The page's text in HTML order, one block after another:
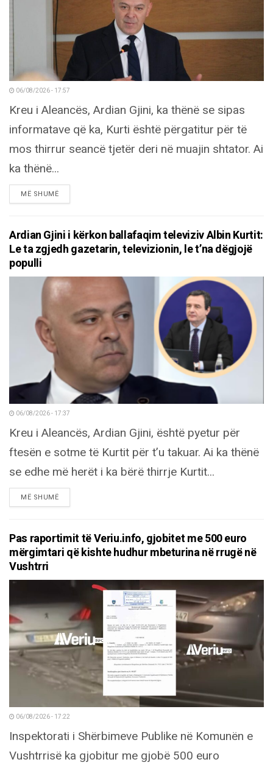
06/08/2026 - 17:57
Kreu i Aleancës, Ardian Gjini, ka thënë se sipas
informatave që ka, Kurti është përgatitur për të
mos thirrur seancë tjetër deri në muajin shtator. Ai
ka thënë...
MË SHUMËDETAILS
Ardian Gjini i kërkon ballafaqim televiziv Albin Kurtit:
Le ta zgjedh gazetarin, televizionin, le t’na dëgjojë
populli
06/08/2026 - 17:37
Kreu i Aleancës, Ardian Gjini, është pyetur për
ftesën e sotme të Kurtit për t’u takuar. Ai ka thënë
se edhe më herët i ka bërë thirrje Kurtit...
MË SHUMËDETAILS
Pas raportimit të Veriu.info, gjobitet me 500 euro
mërgimtari që kishte hudhur mbeturina në rrugë në
Vushtrri
06/08/2026 - 17:22
Inspektorati i Shërbimeve Publike në Komunën e
Vushtrrisë ka gjobitur me gjobë 500 euro